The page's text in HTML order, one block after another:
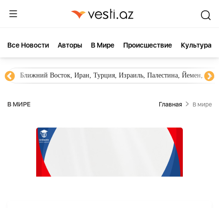
Все Новости Aвторы В Мире Происшествие Культура
Ближний Восток, Иран, Турция, Израиль, Палестина, Йемен,
В МИРЕ Главная В мире